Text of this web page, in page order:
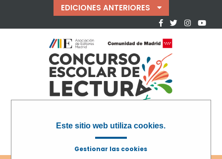
EDICIONES ANTERIORES
Este sitio web utiliza cookies.
Gestionar las cookies